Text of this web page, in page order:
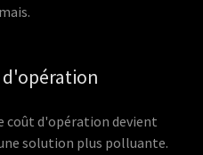
coût d'opération devient
solution plus polluante.